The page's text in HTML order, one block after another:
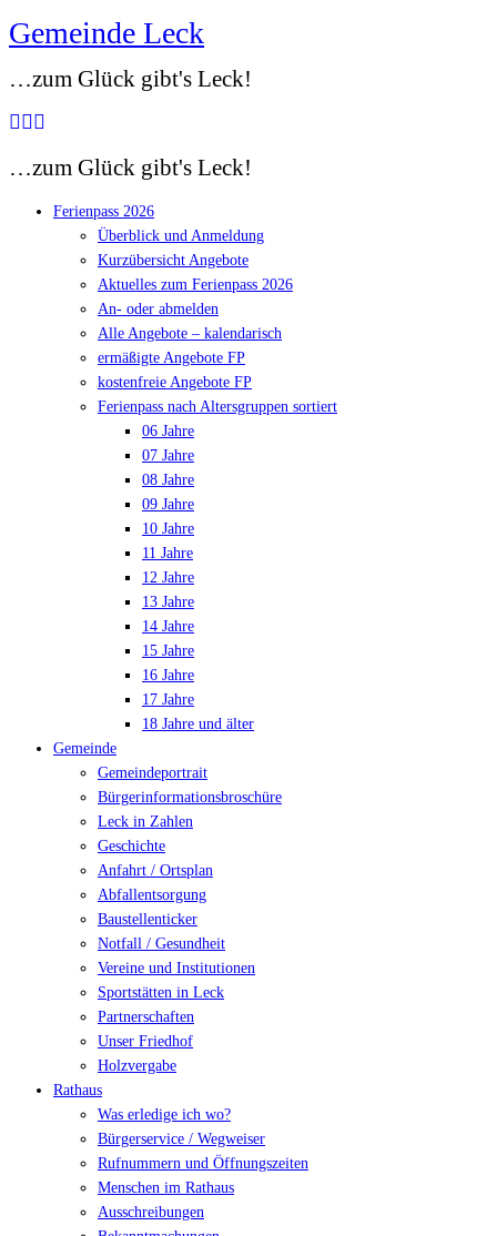
Zum
springen
Gemeinde Leck
…zum Glück gibt's Leck!
…zum Glück gibt's Leck!
Ferienpass 2026
Überblick und Anmeldung
Kurzübersicht Angebote
Aktuelles zum Ferienpass 2026
An- oder abmelden
Alle Angebote – kalendarisch
ermäßigte Angebote FP
kostenfreie Angebote FP
Ferienpass nach Altersgruppen sortiert
06 Jahre
07 Jahre
08 Jahre
09 Jahre
10 Jahre
11 Jahre
12 Jahre
13 Jahre
14 Jahre
15 Jahre
16 Jahre
17 Jahre
18 Jahre und älter
Gemeinde
Gemeindeportrait
Bürgerinformationsbroschüre
Leck in Zahlen
Geschichte
Anfahrt / Ortsplan
Abfallentsorgung
Baustellenticker
Notfall / Gesundheit
Vereine und Institutionen
Sportstätten in Leck
Partnerschaften
Unser Friedhof
Holzvergabe
Rathaus
Was erledige ich wo?
Bürgerservice / Wegweiser
Rufnummern und Öffnungszeiten
Menschen im Rathaus
Ausschreibungen